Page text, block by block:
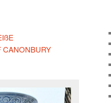
CANONBURY